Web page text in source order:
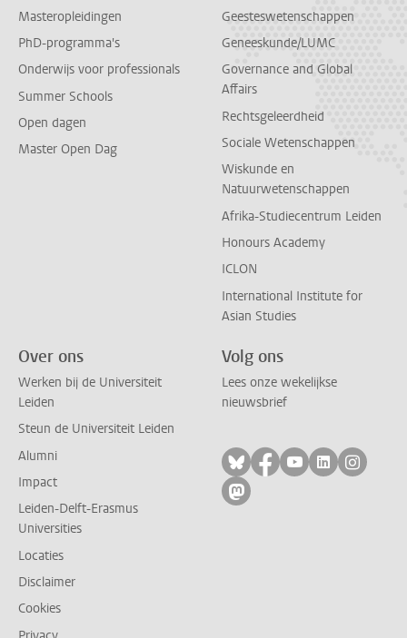
Masteropleidingen
PhD-programma's
Onderwijs voor professionals
Summer Schools
Open dagen
Master Open Dag
Geesteswetenschappen
Geneeskunde/LUMC
Governance and Global
Affairs
Rechtsgeleerdheid
Sociale Wetenschappen
Wiskunde en
Natuurwetenschappen
Afrika-Studiecentrum Leiden
Honours Academy
ICLON
International Institute for
Asian Studies
Over ons
Werken bij de Universiteit
Leiden
Steun de Universiteit Leiden
Alumni
Impact
Leiden-Delft-Erasmus
Universities
Locaties
Disclaimer
Cookies
Volg ons
Lees onze wekelijkse
nieuwsbrief
Volg ons op bluesky
Volg ons op
Volg ons op
Volg ons
Volg
Volg ons op mastodon